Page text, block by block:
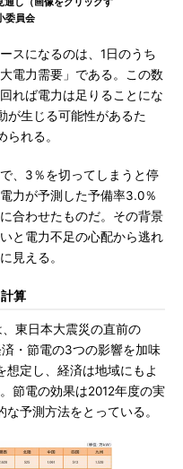
委員会
スになるのは、1日のうち
電力需要」である。この数
れば電力は足りることにな
が生じる可能性があるた
れる。
、3％を切ってしまうと停
力が予測した予備率3.0％
合わせたものだ。その背景
と電力不足の心配から逃れ
見える。
算
東日本大震災の直前の
・節電の3つの影響を加味
想定し、経済は地域にもよ
節電の効果は2012年度の実
予測方法をとっている。